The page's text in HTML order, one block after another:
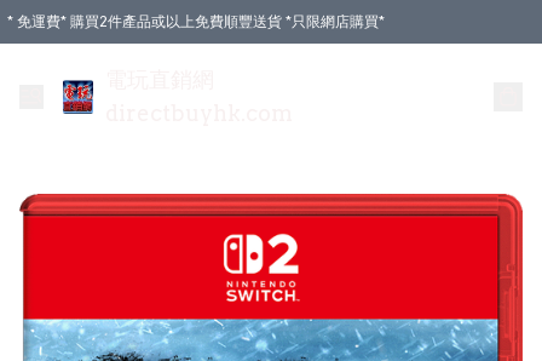
* 免運費* 購買2件產品或以上免費順豐送貨 *只限網店購買*